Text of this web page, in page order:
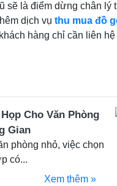
sẽ là điểm dừng chân
dịch vụ thu mua đồ
hàng chỉ cần liên
Cho Văn Phòng
Gian
phòng nhỏ, việc chọn
có...
Xem thêm »